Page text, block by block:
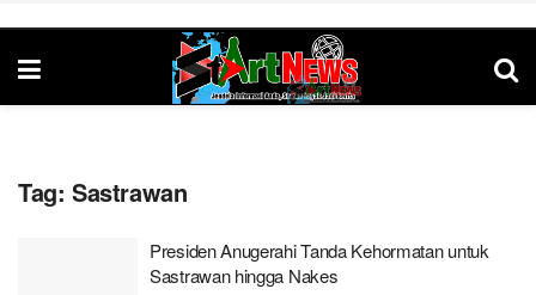
Tag: Sastrawan
Presiden Anugerahi Tanda Kehormatan untuk
Sastrawan hingga Nakes